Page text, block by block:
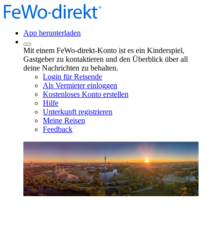
App herunterladen
Mit einem FeWo-direkt-Konto ist es ein Kinderspiel,
Gastgeber zu kontaktieren und den Überblick über all
deine Nachrichten zu behalten.
Login für Reisende
Als Vermieter einloggen
Kostenloses Konto erstellen
Hilfe
Unterkunft registrieren
Meine Reisen
Feedback